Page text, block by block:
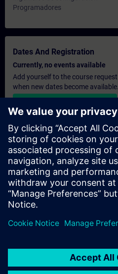
Programadores
Dates And Registration
Currently, no events available
Add yourself to the course
when new dates become available.
Personalised Quotation
If you require a standard list
example for your purchasing
link below. You first need to
after this a quotation will be
Provide Quotation